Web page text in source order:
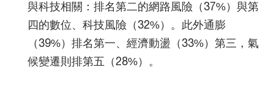
與科技相關：排名第二的網路風險（37%）與第
四的數位、科技風險（32%）。此外通膨
（39%）排名第一、經濟動盪（33%）第三，氣
候變遷則排第五（28%）。